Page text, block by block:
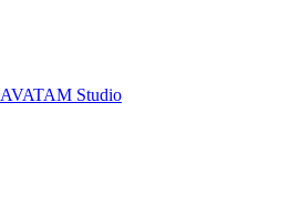
AVATAM Studio